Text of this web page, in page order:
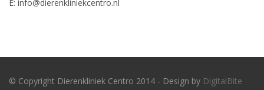
E: info@dierenkliniekcentro.nl
© Copyright Dierenkliniek Centro 2014 - Design by DigitalBite